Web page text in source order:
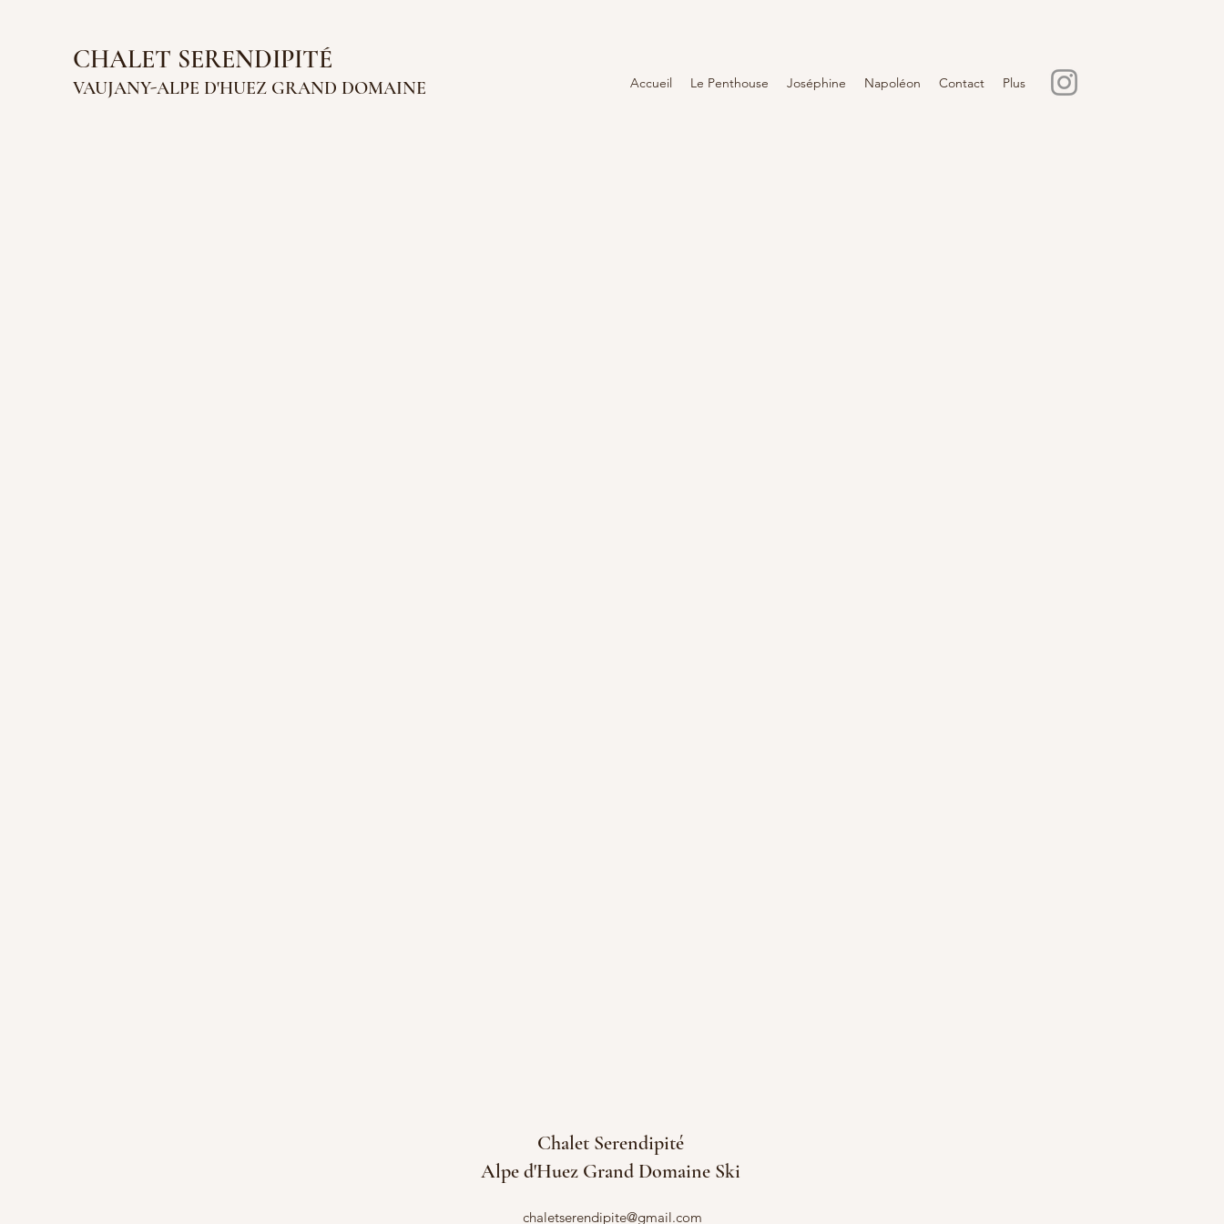
CHALET SERENDIPITÉ
VAUJANY-ALPE D'HUEZ GRAND DOMAINE Accueil Le Penthouse Joséphine Napoléon Contact Plus
Chalet Serendipité
Alpe d'Huez Grand Domaine Ski
chaletserendipite@gmail.com